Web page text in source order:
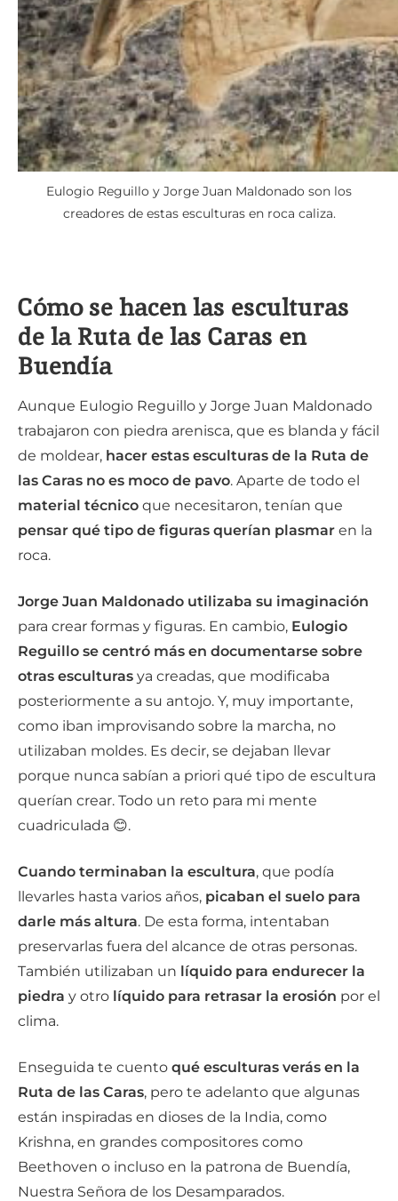
Eulogio Reguillo y Jorge Juan Maldonado son los
creadores de estas esculturas en roca caliza.
Cómo se hacen las esculturas
de la Ruta de las Caras en
Buendía
Aunque Eulogio Reguillo y Jorge Juan Maldonado
trabajaron con piedra arenisca, que es blanda y fácil
de moldear, hacer estas esculturas de la Ruta de
las Caras no es moco de pavo. Aparte de todo el
material técnico que necesitaron, tenían que
pensar qué tipo de figuras querían plasmar en la
roca.
Jorge Juan Maldonado utilizaba su imaginación
para crear formas y figuras. En cambio, Eulogio
Reguillo se centró más en documentarse sobre
otras esculturas ya creadas, que modificaba
posteriormente a su antojo. Y, muy importante,
como iban improvisando sobre la marcha, no
utilizaban moldes. Es decir, se dejaban llevar
porque nunca sabían a priori qué tipo de escultura
querían crear. Todo un reto para mi mente
cuadriculada 😊.
Cuando terminaban la escultura, que podía
llevarles hasta varios años, picaban el suelo para
darle más altura. De esta forma, intentaban
preservarlas fuera del alcance de otras personas.
También utilizaban un líquido para endurecer la
piedra y otro líquido para retrasar la erosión por el
clima.
Enseguida te cuento qué esculturas verás en la
Ruta de las Caras, pero te adelanto que algunas
están inspiradas en dioses de la India, como
Krishna, en grandes compositores como
Beethoven o incluso en la patrona de Buendía,
Nuestra Señora de los Desamparados.